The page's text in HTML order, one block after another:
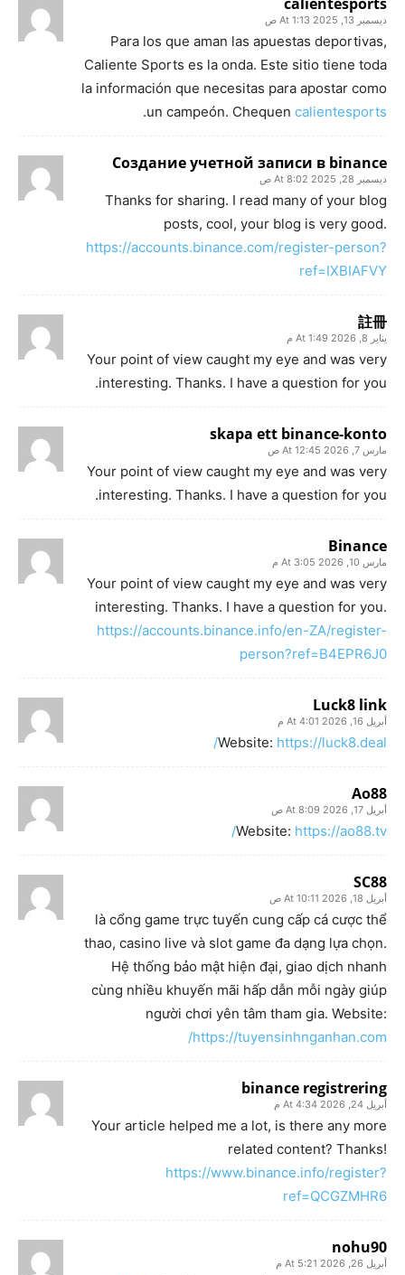
ديسمبر 13, 2025 At 1:13 ص
Para los que aman las apuestas deportivas,
Caliente Sports es la onda. Este sitio tiene toda
la información que necesitas para apostar como
un campeón. Chequen calientesports
.
Создание учетной записи в binance
ديسمبر 28, 2025 At 8:02 ص
Thanks for sharing. I read many of your blog
posts, cool, your blog is very good.
https://accounts.binance.com/register-person?
ref=IXBIAFVY
註冊
يناير 8, 2026 At 1:49 م
Your point of view caught my eye and was very
interesting. Thanks. I have a question for you.
skapa ett binance-konto
مارس 7, 2026 At 12:45 ص
Your point of view caught my eye and was very
interesting. Thanks. I have a question for you.
Binance
مارس 10, 2026 At 3:05 م
Your point of view caught my eye and was very
interesting. Thanks. I have a question for you.
https://accounts.binance.info/en-ZA/register-
person?ref=B4EPR6J0
Luck8 link
أبريل 16, 2026 At 4:01 م
Website: https://luck8.deal/
Ao88
أبريل 17, 2026 At 8:09 ص
Website: https://ao88.tv/
SC88
أبريل 18, 2026 At 10:11 ص
là cổng game trực tuyến cung cấp cá cược thể
thao, casino live và slot game đa dạng lựa chọn.
Hệ thống bảo mật hiện đại, giao dịch nhanh
cùng nhiều khuyến mãi hấp dẫn mỗi ngày giúp
người chơi yên tâm tham gia. Website:
https://tuyensinhnganhan.com/
binance registrering
أبريل 24, 2026 At 4:34 م
Your article helped me a lot, is there any more
related content? Thanks!
https://www.binance.info/register?
ref=QCGZMHR6
nohu90
أبريل 26, 2026 At 5:21 م